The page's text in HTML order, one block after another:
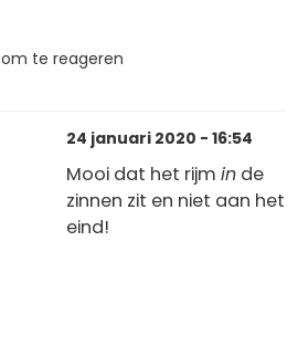
om te reageren
24 januari 2020 - 16:54
Mooi dat het rijm in de
zinnen zit en niet aan het
eind!